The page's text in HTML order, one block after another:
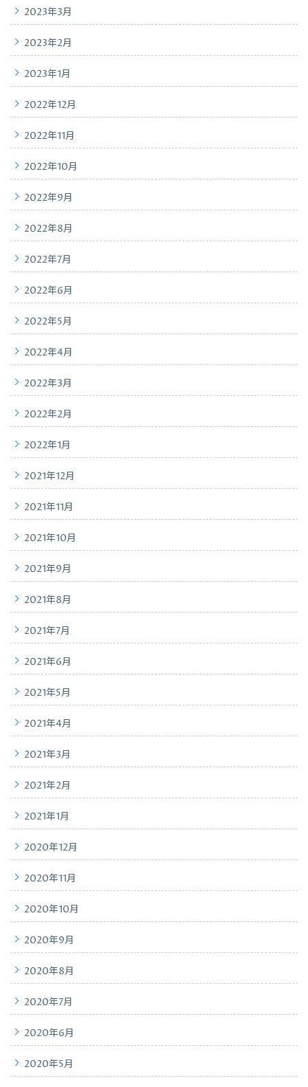
2023年3月
2023年2月
2023年1月
2022年12月
2022年11月
2022年10月
2022年9月
2022年8月
2022年7月
2022年6月
2022年5月
2022年4月
2022年3月
2022年2月
2022年1月
2021年12月
2021年11月
2021年10月
2021年9月
2021年8月
2021年7月
2021年6月
2021年5月
2021年4月
2021年3月
2021年2月
2021年1月
2020年12月
2020年11月
2020年10月
2020年9月
2020年8月
2020年7月
2020年6月
2020年5月